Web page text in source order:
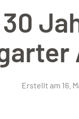
Erstellt am 16.